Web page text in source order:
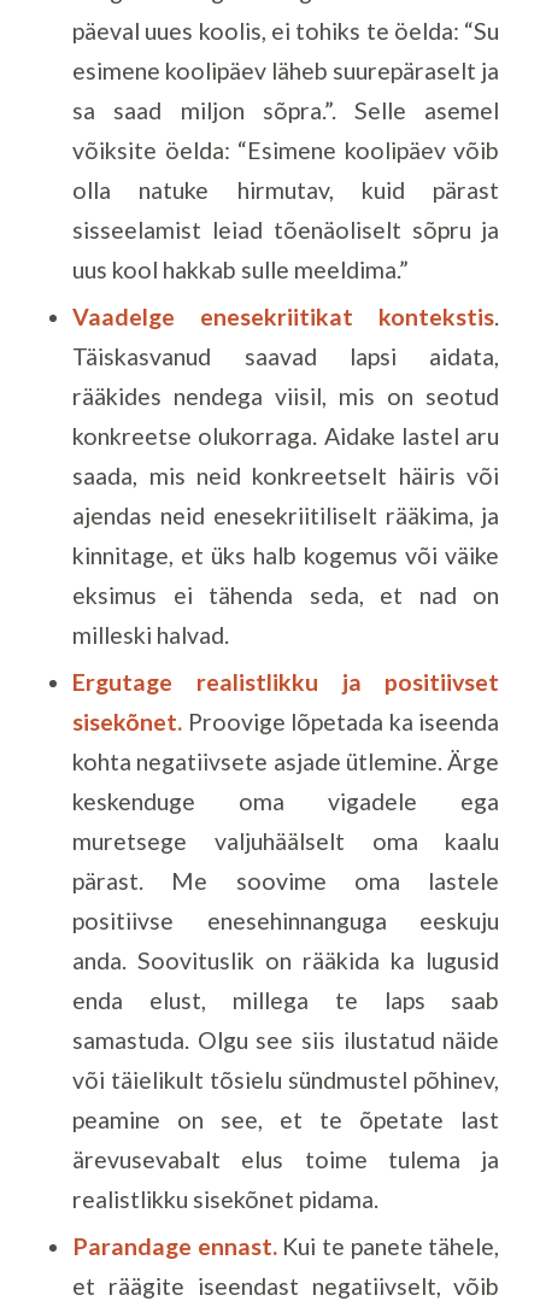
päeval uues koolis, ei tohiks te öelda: “Su
esimene koolipäev läheb suurepäraselt ja
sa saad miljon sõpra.”. Selle asemel
võiksite öelda: “Esimene koolipäev võib
olla natuke hirmutav, kuid pärast
sisseelamist leiad tõenäoliselt sõpru ja
uus kool hakkab sulle meeldima.”
Vaadelge enesekriitikat kontekstis.
Täiskasvanud saavad lapsi aidata,
rääkides nendega viisil, mis on seotud
konkreetse olukorraga. Aidake lastel aru
saada, mis neid konkreetselt häiris või
ajendas neid enesekriitiliselt rääkima, ja
kinnitage, et üks halb kogemus või väike
eksimus ei tähenda seda, et nad on
milleski halvad.
Ergutage realistlikku ja positiivset
sisekõnet. Proovige lõpetada ka iseenda
kohta negatiivsete asjade ütlemine. Ärge
keskenduge oma vigadele ega
muretsege valjuhäälselt oma kaalu
pärast. Me soovime oma lastele
positiivse enesehinnanguga eeskuju
anda. Soovituslik on rääkida ka lugusid
enda elust, millega te laps saab
samastuda. Olgu see siis ilustatud näide
või täielikult tõsielu sündmustel põhinev,
peamine on see, et te õpetate last
ärevusevabalt elus toime tulema ja
realistlikku sisekõnet pidama.
Parandage ennast. Kui te panete tähele,
et räägite iseendast negatiivselt, võib